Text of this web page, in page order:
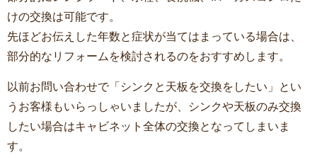
けの交換は可能です。
先ほどお伝えした年数と症状が当てはまっている場合は、
部分的なリフォームを検討されるのをおすすめします。
以前お問い合わせで「シンクと天板を交換をしたい」とい
うお客様もいらっしゃいましたが、シンクや天板のみ交換
したい場合はキャビネット全体の交換となってしまいま
す。